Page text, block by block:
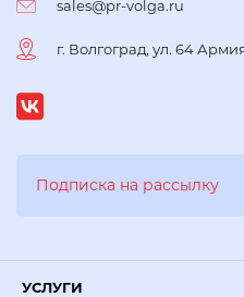
sales@pr-volga.ru
г. Волгоград, ул. 64
УСЛУГИ